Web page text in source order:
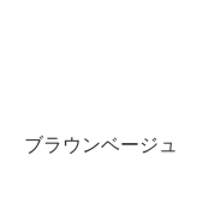
ブラウンベージュ